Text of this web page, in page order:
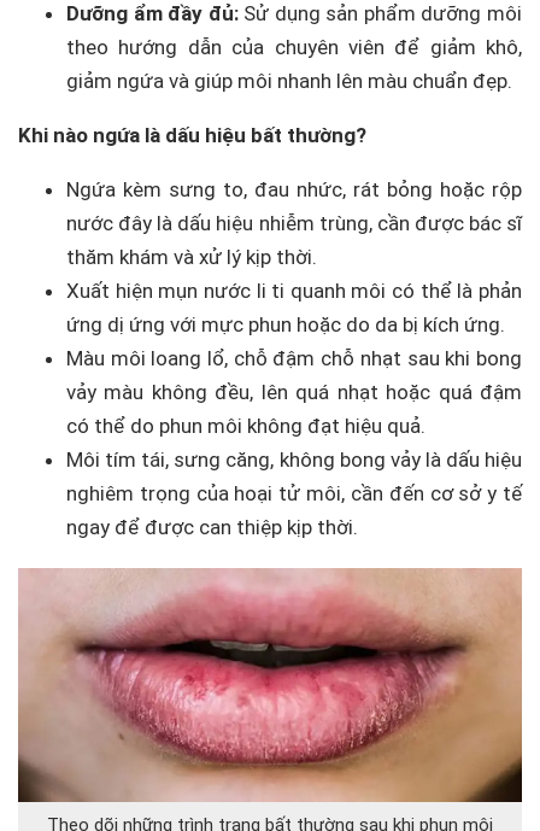
Dưỡng ẩm đầy đủ:Sử dụng sản phẩm dưỡng môi
theo hướng dẫn của chuyên viên để giảm khô,
giảm ngứa và giúp môi nhanh lên màu chuẩn đẹp.
Khi nào ngứa là dấu hiệu bất thường?
Ngứa kèm sưng to, đau nhức, rát bỏng hoặc rộp
nước đây là dấu hiệu nhiễm trùng, cần được bác sĩ
thăm khám và xử lý kịp thời.
Xuất hiện mụn nước li ti quanh môi có thể là phản
ứng dị ứng với mực phun hoặc do da bị kích ứng.
Màu môi loang lổ, chỗ đậm chỗ nhạt sau khi bong
vảy màu không đều, lên quá nhạt hoặc quá đậm
có thể do phun môi không đạt hiệu quả.
Môi tím tái, sưng căng, không bong vảy là dấu hiệu
nghiêm trọng của hoại tử môi, cần đến cơ sở y tế
ngay để được can thiệp kịp thời.
Theo dõi những trình trạng bất thường sau khi phun môi